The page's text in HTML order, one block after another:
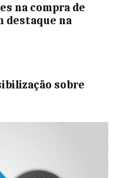
na compra de
destaque na
sobre